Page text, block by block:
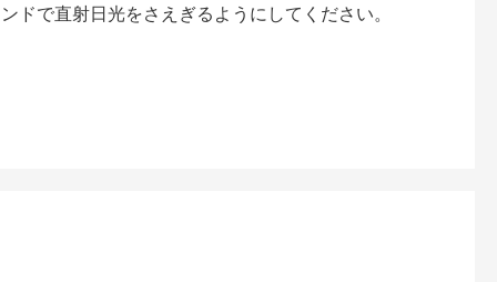
で直射日光をさえぎるようにしてください。